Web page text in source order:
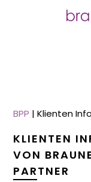
BPP |Klienten Info
KLIENTEN
VON
PARTNER